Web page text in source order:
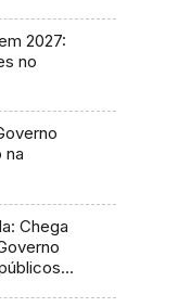
2027:
no
na
Chega